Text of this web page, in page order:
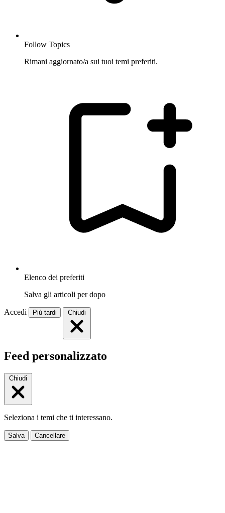
Follow Topics
Rimani aggiornato/a sui tuoi temi preferiti.
Elenco dei preferiti
Salva gli articoli per dopo
Accedi Più tardi Chiudi
Feed personalizzato
Chiudi
Seleziona i temi che ti interessano.
Salva Cancellare